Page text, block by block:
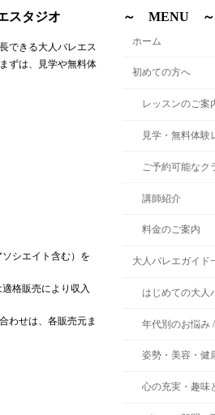
スタジオ
できる大人バレエス
ずは、見学や無料体
シエイト含む）を
格販売により収入
わせは、各販売元ま
～ MENU ～
ホーム
初めての方へ
レッスンのご案
見学・無料体験
ご予約可能なク
講師紹介
料金のご案内
大人バレエガイド
はじめての大人
年代別のお悩み
姿勢・美容・健
心の充実・趣味